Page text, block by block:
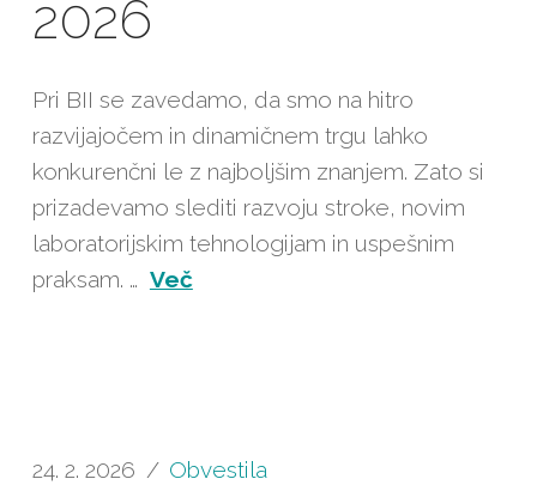
2026
Pri BII se zavedamo, da smo na hitro
razvijajočem in dinamičnem trgu lahko
konkurenčni le z najboljšim znanjem. Zato si
prizadevamo slediti razvoju stroke, novim
laboratorijskim tehnologijam in uspešnim
praksam. … Več
24. 2. 2026 Obvestila